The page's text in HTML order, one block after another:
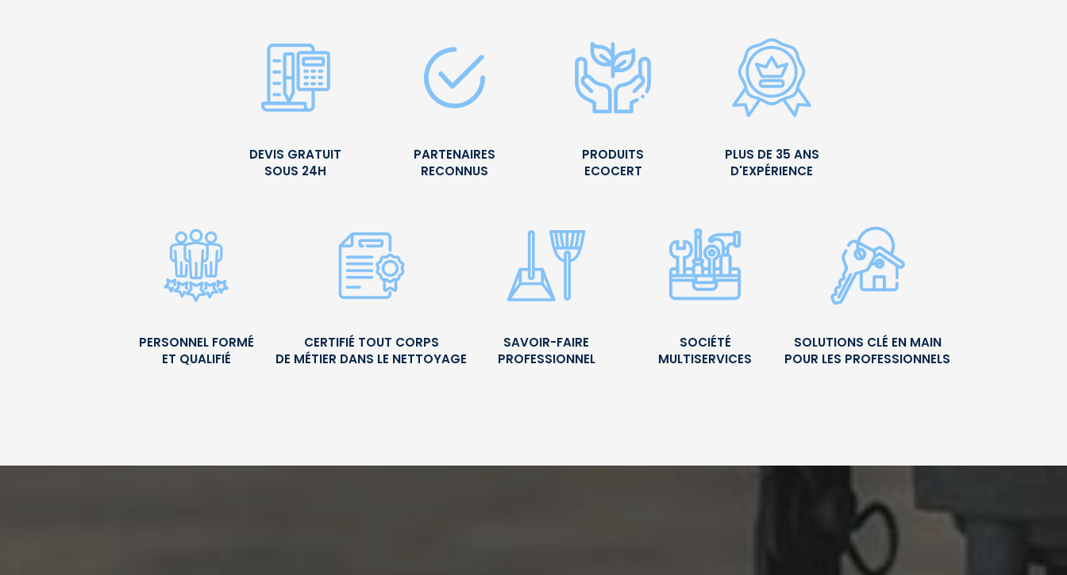
DEVIS GRATUIT
SOUS 24H
PARTENAIRES
RECONNUS
PRODUITS
ECOCERT
PLUS DE 35 ANS
D'EXPÉRIENCE
PERSONNEL FORMÉ
ET QUALIFIÉ
CERTIFIÉ TOUT CORPS
DE MÉTIER DANS LE NETTOYAGE
SAVOIR-FAIRE
PROFESSIONNEL
SOCIÉTÉ
MULTISERVICES
SOLUTIONS CLÉ EN MAIN
POUR LES PROFESSIONNELS